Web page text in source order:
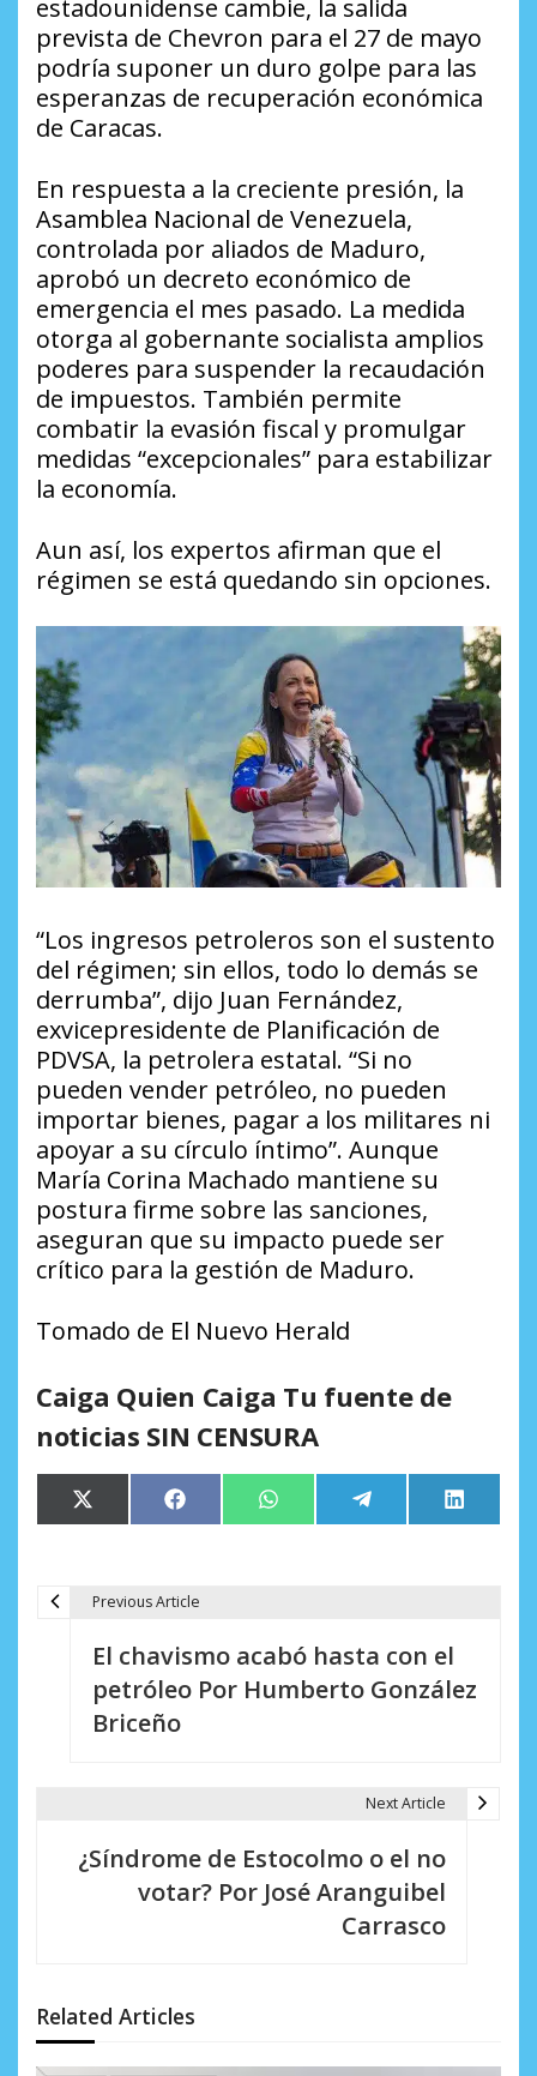
estadounidense cambie, la salida
prevista de Chevron para el 27 de mayo
podría suponer un duro golpe para las
esperanzas de recuperación económica
de Caracas.
En respuesta a la creciente presión, la
Asamblea Nacional de Venezuela,
controlada por aliados de Maduro,
aprobó un decreto económico de
emergencia el mes pasado. La medida
otorga al gobernante socialista amplios
poderes para suspender la recaudación
de impuestos. También permite
combatir la evasión fiscal y promulgar
medidas “excepcionales” para estabilizar
la economía.
Aun así, los expertos afirman que el
régimen se está quedando sin opciones.
“Los ingresos petroleros son el sustento
del régimen; sin ellos, todo lo demás se
derrumba”, dijo Juan Fernández,
exvicepresidente de Planificación de
PDVSA, la petrolera estatal. “Si no
pueden vender petróleo, no pueden
importar bienes, pagar a los militares ni
apoyar a su círculo íntimo”. Aunque
María Corina Machado mantiene su
postura firme sobre las sanciones,
aseguran que su impacto puede ser
crítico para la gestión de Maduro.
Tomado de El Nuevo Herald
Caiga Quien Caiga Tu fuente de
noticias SIN CENSURA
Compartir
en
X
(Twitter)
Compartir
en
Facebook Compartir
en
WhatsApp Compartir
en
Telegram
en
LinkedIn
n
d
Previous Article
El chavismo acabó hasta con el
petróleo Por Humberto González
Briceño
Next Article
¿Síndrome de Estocolmo o el no
votar? Por José Aranguibel
Carrasco
Related Articles